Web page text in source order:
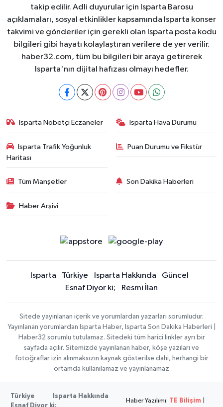
takip edilir. Adli duyurular için Isparta Barosu
açıklamaları, sosyal etkinlikler kapsamında Isparta konser
takvimi ve gönderiler için gerekli olan Isparta posta kodu
bilgileri gibi hayatı kolaylaştıran verilere de yer verilir.
haber32.com, tüm bu bilgileri bir araya getirerek
Isparta'nın dijital hafızası olmayı hedefler.
Isparta Nöbetçi Eczaneler Isparta Hava Durumu
Isparta Trafik Yoğunluk
Haritası
Puan Durumu ve Fikstür
Tüm Manşetler Son Dakika Haberleri
Haber Arşivi
Isparta Türkiye Isparta Hakkında
Güncel
Esnaf Diyor ki;
Resmi İlan
Sitede yayınlanan içerik ve yorumlardan yazarları sorumludur.
Yayınlanan yorumlardan Isparta Haber, Isparta Son Dakika Haberleri |
Haber32 sorumlu tutulamaz. Sitedeki tüm harici linkler ayrı bir
sayfada açılır. Sitemizde yayınlanan haber, köşe yazıları ve
fotoğraflar izin alınmaksızın kaynak gösterilse dahi, herhangi bir
ortamda kullanılamaz ve yayınlanamaz
Türkiye
Isparta Hakkında
Haber Yazılımı: TE Bilişim